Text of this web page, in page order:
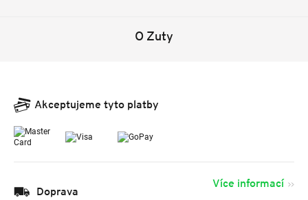
O Zuty
Akceptujeme tyto platby
Doprava
Více informací